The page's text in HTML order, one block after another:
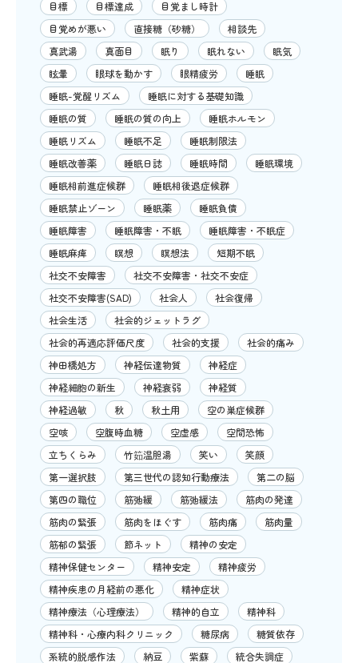
目標
目標達成
目覚まし時計
目覚めが悪い
直接糖（砂糖）
相談先
真武湯
真面目 眠り 眠れない
眠気
眩暈
眼球を動かす 眼精疲労
睡眠
睡眠-覚醒リズム
睡眠に対する基礎知識
睡眠の質
睡眠の質の向上
睡眠ホルモン
睡眠リズム
睡眠不足
睡眠制限法
睡眠改善薬
睡眠日誌 睡眠時間
睡眠環境
睡眠相前進症候群
睡眠相後退症候群
睡眠禁止ゾーン
睡眠薬
睡眠負債
睡眠障害
睡眠障害・不眠
睡眠障害・不眠症
睡眠麻痺
瞑想 瞑想法
短期不眠
社交不安障害
社交不安障害・社交不安症
社交不安障害(SAD)
社会人
社会復帰
社会生活
社会的ジェットラグ
社会的再適応評価尺度
社会的支援
社会的痛み
神田橋処方
神経伝達物質
神経症
神経細胞の新生
神経衰弱
神経質
神経過敏
秋 秋土用
空の巣症候群
空咳
空腹時血糖 空虚感
空間恐怖
立ちくらみ
竹筎温胆湯 笑い
笑顔
第一選択肢
第三世代の認知行動療法
第二の脳
第四の職位
筋弛緩 筋弛緩法
筋肉の発達
筋肉の緊張
筋肉をほぐす 筋肉痛
筋肉量
筋郁の緊張
節ネット
精神の安定
精神保健センター
精神安定
精神疲労
精神疾患の月経前の悪化
精神症状
精神療法（心理療法）
精神的自立
精神科
精神科・心療内科クリニック
糖尿病
糖質依存
系統的脱感作法
納豆 紫蘇 統合失調症